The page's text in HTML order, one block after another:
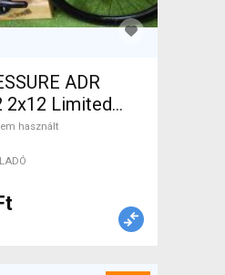
ADR
2x12 Limited
Országúti
használt
használt